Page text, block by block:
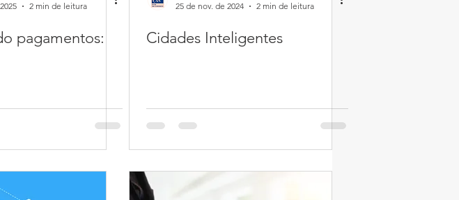
2 min de leitura
pagamentos:
25 de nov. de 2024
2 min de leitura
Cidades Inteligentes